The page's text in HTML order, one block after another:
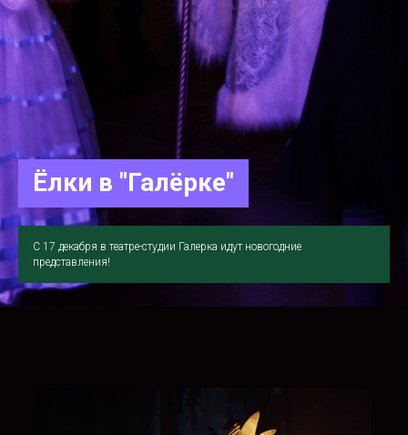
Ёлки в "Галёрке"
С 17 декабря в театре-студии Галерка идут новогодние
представления!